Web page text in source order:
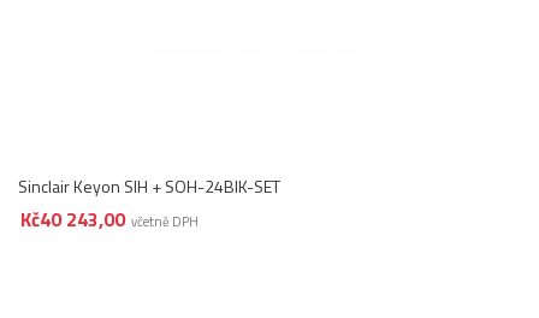
Sinclair Keyon SIH + SOH-24BIK-SET
Kč40 243,00 včetně DPH